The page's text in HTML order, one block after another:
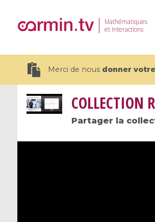
Mathématiques
et Interactions
Merci de nous donner
19
COLLECTION
Partager la